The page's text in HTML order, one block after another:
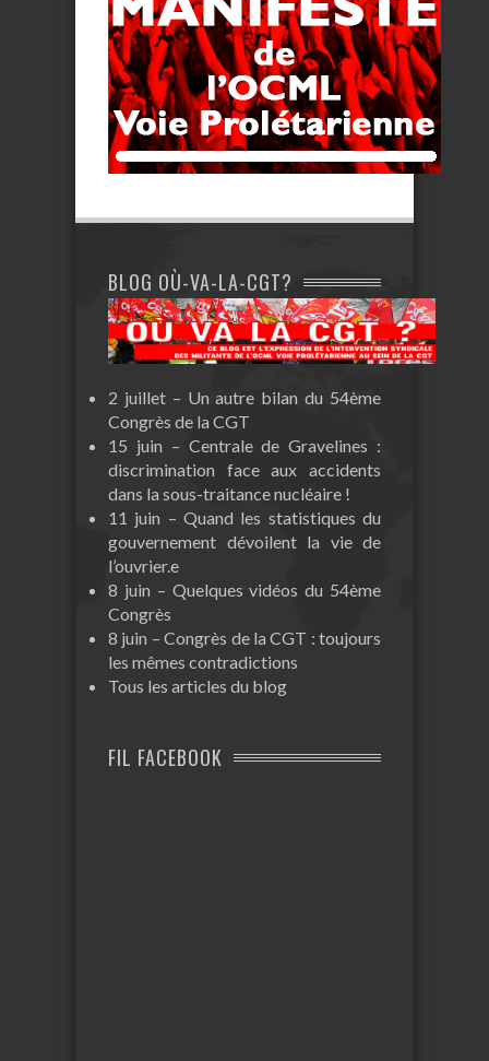
BLOG OÙ-VA-LA-CGT?
2 juillet – Un autre bilan du 54ème
Congrès de la CGT
15 juin – Centrale de Gravelines :
discrimination face aux accidents
dans la sous-traitance nucléaire !
11 juin – Quand les statistiques du
gouvernement dévoilent la vie de
l’ouvrier.e
8 juin – Quelques vidéos du 54ème
Congrès
8 juin – Congrès de la CGT : toujours
les mêmes contradictions
Tous les articles du blog
FIL FACEBOOK